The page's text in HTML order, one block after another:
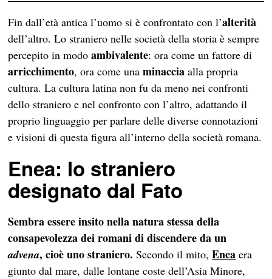
Fin dall’età antica l’uomo si è confrontato con l’alterità
dell’altro. Lo straniero nelle società della storia è sempre
percepito in modoambivalente: ora come un fattore di
arricchimento, ora come una minacciaalla propria
cultura. La cultura latina non fu da meno nei confronti
dello straniero e nel confronto con l’altro, adattando il
proprio linguaggio per parlare delle diverse connotazioni
e visioni di questa figura all’interno della società romana.
Enea: lo straniero
designato dal Fato
Sembra essere insito nella natura stessa della
consapevolezza dei romani di discendere da un
advena, cioè uno straniero. Secondo il mito,Enea era
giunto dal mare, dalle lontane coste dell’Asia Minore,